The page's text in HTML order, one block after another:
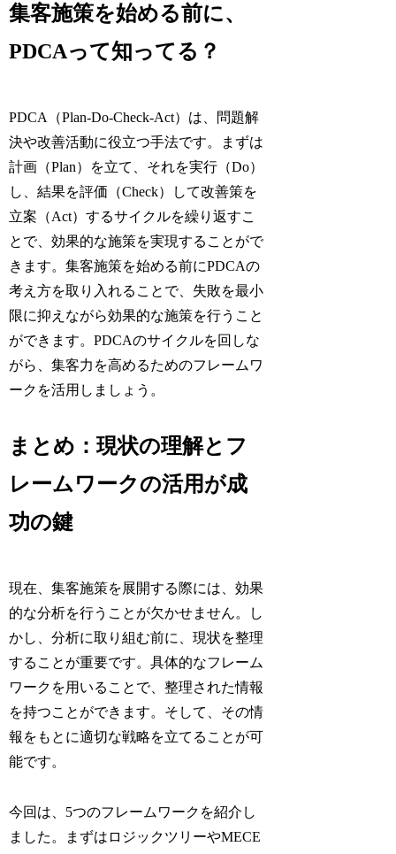
集客施策を始める前に、
PDCAって知ってる？
PDCA（Plan-Do-Check-Act）は、問題解
決や改善活動に役立つ手法です。まずは
計画（Plan）を立て、それを実行（Do）
し、結果を評価（Check）して改善策を
立案（Act）するサイクルを繰り返すこ
とで、効果的な施策を実現することがで
きます。集客施策を始める前にPDCAの
考え方を取り入れることで、失敗を最小
限に抑えながら効果的な施策を行うこと
ができます。PDCAのサイクルを回しな
がら、集客力を高めるためのフレームワ
ークを活用しましょう。
まとめ：現状の理解とフ
レームワークの活用が成
功の鍵
現在、集客施策を展開する際には、効果
的な分析を行うことが欠かせません。し
かし、分析に取り組む前に、現状を整理
することが重要です。具体的なフレーム
ワークを用いることで、整理された情報
を持つことができます。そして、その情
報をもとに適切な戦略を立てることが可
能です。
今回は、5つのフレームワークを紹介し
ました。まずはロジックツリーやMECE